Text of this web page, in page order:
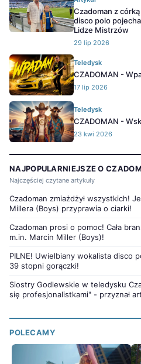
Czadoman z
disco polo
Lidze Mistrzów
29 lip 2026
Teledysk
CZADOMAN -
17 lip 2026
Teledysk
CZADOMAN -
23 kwi 2026
NAJPOPULARNIEJSZE O
Najczęściej czytane artykuły
Czadoman zmiażdżył wszystkich!
Millera (Boys) przyprawia o ciarki!
Czadoman prosi o pomoc! Cała
m.in. Marcin Miller (Boys)!
PILNE! Uwielbiany wokalista disco
39 stopni gorączki!
Siostry Godlewskie w teledysku
się profesjonalistkami" - przyznał
POLECAMY